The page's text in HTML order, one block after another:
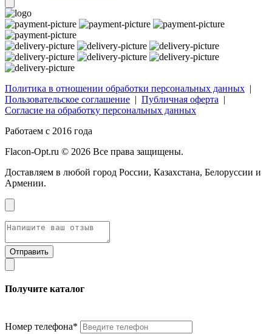
Политика в отношении обработки персональных данных |
Пользовательское соглашение | Публичная оферта |
Согласие на обработку персональных данных
Работаем с 2016 года
Flacon-Opt.ru © 2026 Все права защищены.
Доставляем в любой город России, Казахстана, Белоруссии и
Армении.
Получите каталог
Номер телефона*